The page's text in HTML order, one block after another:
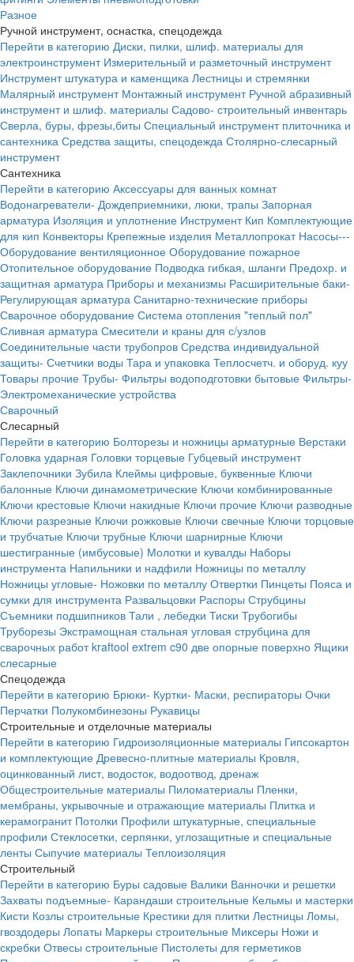
Разное
Ручной инструмент, оснастка, спецодежда
Перейти в категорию Диски, пилки, шлиф. материалы для
электроинструмент Измерительный и разметочный инструмент
Инструмент штукатура и каменщика Лестницы и стремянки
Малярный инструмент Монтажный инструмент Ручной абразивный
инструмент и шлиф. материалы Садово- строительный инвентарь
Сверла, буры, фрезы,биты Специальный инструмент плиточника и
сантехника Средства защиты, спецодежда Столярно-слесарный
инструмент
Сантехника
Перейти в категорию Аксессуары для ванных комнат
Водонагреватели- Дождеприемники, люки, трапы Запорная
арматура Изоляция и уплотнение Инструмент Кип Комплектующие
для кип Конвекторы Крепежные изделия Металлопрокат Насосы---
Оборудование вентиляционное Оборудование пожарное
Отопительное оборудование Подводка гибкая, шланги Предохр. и
защитная арматура Приборы и механизмы Расширительные баки-
Регулирующая арматура Санитарно-технические приборы
Сварочное оборудование Система отопления "теплый пол"
Сливная арматура Смесители и краны для с/узлов
Соединительные части трубопров Средства индивидуальной
защиты- Счетчики воды Тара и упаковка Теплосчетч. и оборуд. куу
Товары прочие Трубы- Фильтры водоподготовки бытовые Фильтры-
Электромеханические устройства
Сварочный
Слесарный
Перейти в категорию Болторезы и ножницы арматурные Верстаки
Головка ударная Головки торцевые Губцевый инструмент
Заклепочники Зубила Клеймы цифровые, буквенные Ключи
балонные Ключи динамометрические Ключи комбинированные
Ключи крестовые Ключи накидные Ключи прочие Ключи разводные
Ключи разрезные Ключи рожковые Ключи свечные Ключи торцовые
и трубчатые Ключи трубные Ключи шарнирные Ключи
шестигранные (имбусовые) Молотки и кувалды Наборы
инструмента Напильники и надфили Ножницы по металлу
Ножницы угловые- Ножовки по металлу Отвертки Пинцеты Пояса и
сумки для инструмента Развальцовки Распоры Струбцины
Съемники подшипников Тали , лебедки Тиски Трубогибы
Труборезы Экстрамощная стальная угловая струбцина для
сварочных работ kraftool extrem c90 две опорные поверхно Ящики
слесарные
Спецодежда
Перейти в категорию Брюки- Куртки- Маски, респираторы Очки
Перчатки Полукомбинезоны Рукавицы
Строительные и отделочные материалы
Перейти в категорию Гидроизоляционные материалы Гипсокартон
и комплектующие Древесно-плитные материалы Кровля,
оцинкованный лист, водосток, водоотвод, дренаж
Общестроительные материалы Пиломатериалы Пленки,
мембраны, укрывочные и отражающие материалы Плитка и
керамогранит Потолки Профили штукатурные, специальные
профили Стеклосетки, серпянки, углозащитные и специальные
ленты Сыпучие материалы Теплоизоляция
Строительный
Перейти в категорию Буры садовые Валики Ванночки и решетки
Захваты подъемные- Карандаши строительные Кельмы и мастерки
Кисти Козлы строительные Крестики для плитки Лестницы Ломы,
гвоздодеры Лопаты Маркеры строительные Миксеры Ножи и
скребки Отвесы строительные Пистолеты для герметиков